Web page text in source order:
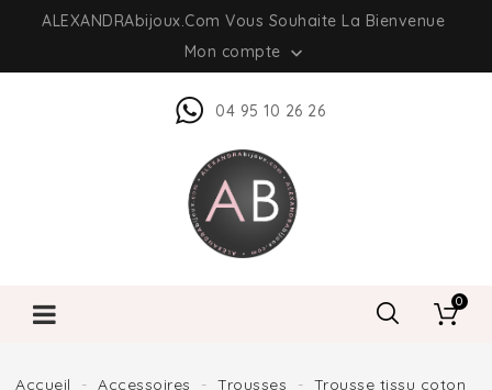
ALEXANDRAbijoux.com Vous Souhaite La Bienvenue
Mon compte 
04 95 10 26 26
0
Accueil Accessoires Trousses Trousse tissu coton